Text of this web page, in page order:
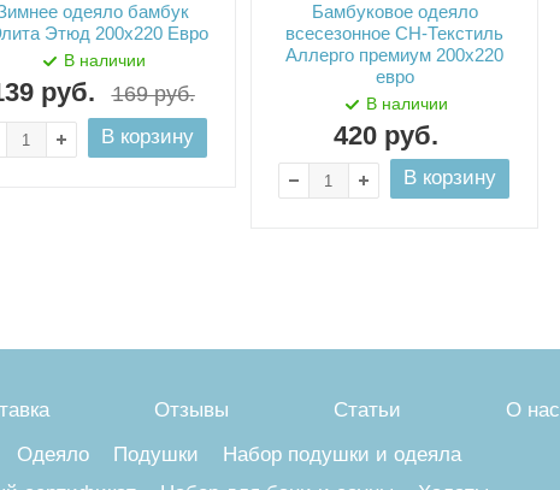
одеяло бамбук
Этюд 200х220 Евро
В наличии
руб. 169руб.
В корзину
Бамбуковое одеяло
всесезонное СН-Текстиль
Аллерго премиум 200х220
евро
В наличии
420 руб.
В корзину
Отзывы Статьи
О нас
Одеяло Подушки
Набор подушки и одеяла